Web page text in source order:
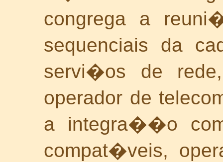
congrega a
sequenciais da
servi�os de
operador de
a integra��o
compat�veis,